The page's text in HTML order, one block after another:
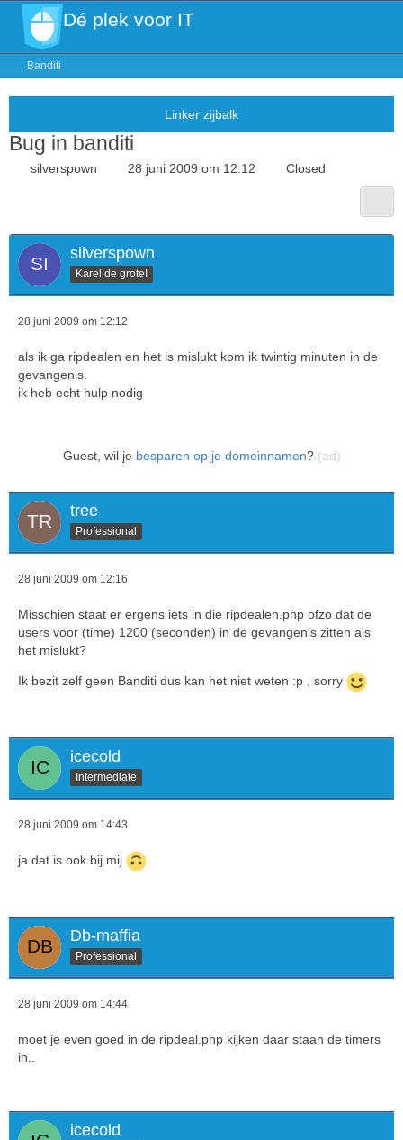
Dé plek voor IT
Banditi
Bug in banditi
silverspown 28 juni 2009 om 12:12 Closed
silverspown
Karel de grote!
28 juni 2009 om 12:12
als ik ga ripdealen en het is mislukt kom ik twintig minuten in de
gevangenis.
ik heb echt hulp nodig
Guest, wil je besparen op je domeinnamen? (ad)
tree
Professional
28 juni 2009 om 12:16
Misschien staat er ergens iets in die ripdealen.php ofzo dat de
users voor (time) 1200 (seconden) in de gevangenis zitten als
het mislukt?
Ik bezit zelf geen Banditi dus kan het niet weten :p , sorry
icecold
Intermediate
28 juni 2009 om 14:43
ja dat is ook bij mij
Db-maffia
Professional
28 juni 2009 om 14:44
moet je even goed in de ripdeal.php kijken daar staan de timers
in..
icecold